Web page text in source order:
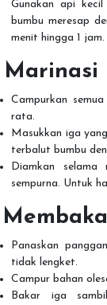
Gunakan api
bumbu meresap
menit hingga 1 jam.
Marinasi
Campurkan
rata.
Masukkan iga
terbalut bumbu
Diamkan
sempurna. Untuk
Panaskan
tidak lengket.
Campur bahan
Bakar iga